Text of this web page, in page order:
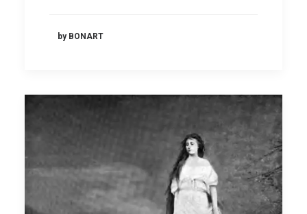
by BONART